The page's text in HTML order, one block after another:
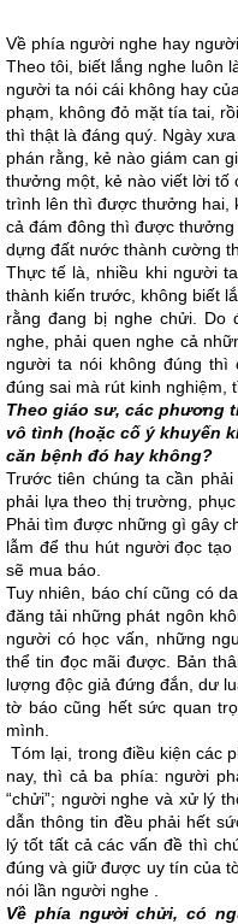
Về phía người nghe hay
Theo tôi, biết lắng nghe luôn
người ta nói cái không hay
phạm, không đỏ mặt tía tai,
thì thật là đáng quý. Ngày
phán rằng, kẻ nào giám can
thưởng một, kẻ nào viết lời tố
trình lên thì được thưởng hai,
cả đám đông thì được
dựng đất nước thành cường
Thực tế là, nhiều khi người
thành kiến trước, không biết
rằng đang bị nghe chửi. Do
nghe, phải quen nghe cả
người ta nói không đúng thì
đúng sai mà rút kinh nghiệm,
Theo giáo sư, các phương
vô tình (hoặc cố ý khuyến
căn bệnh đó hay không?
Trước tiên chúng ta cần
phải lựa theo thị trường,
Phải tìm được những gì gây
lẫm để thu hút người đọc
sẽ mua báo.
Tuy nhiên, báo chí cũng có
đăng tải những phát ngôn
người có học vấn, những
thể tin đọc mãi được. Bản
lượng độc giả đứng đắn, dư
tờ báo cũng hết sức quan
mình.
Tóm lại, trong điều kiện các
nay, thì cả ba phía: người
“chửi”; người nghe và xử lý
dẫn thông tin đều phải hết
lý tốt tất cả các vấn đề thì
đúng và giữ được uy tín của
nói lần người nghe .
Về phía người chửi, có